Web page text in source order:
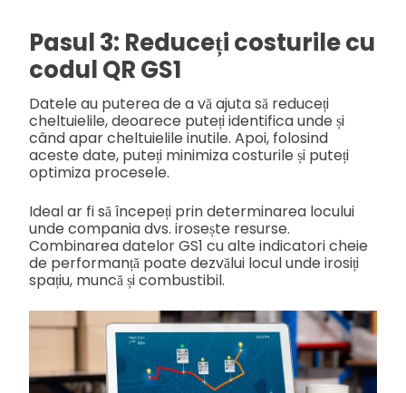
Pasul 3: Reduceți costurile cu
codul QR GS1
Datele au puterea de a vă ajuta să reduceți
cheltuielile, deoarece puteți identifica unde și
când apar cheltuielile inutile. Apoi, folosind
aceste date, puteți minimiza costurile și puteți
optimiza procesele.
Ideal ar fi să începeți prin determinarea locului
unde compania dvs. irosește resurse.
Combinarea datelor GS1 cu alte indicatori cheie
de performanță poate dezvălui locul unde irosiți
spațiu, muncă și combustibil.